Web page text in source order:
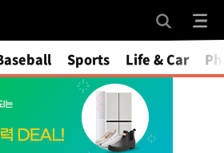
Sports Life & Car